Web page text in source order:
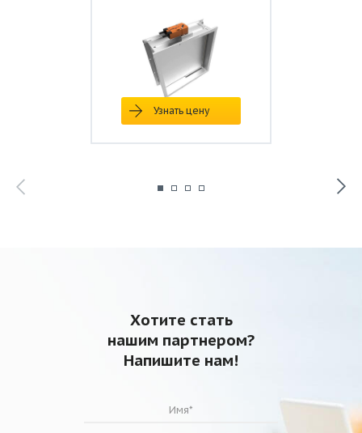
Узнать цену
Хотите стать
нашим партнером?
Напишите нам!